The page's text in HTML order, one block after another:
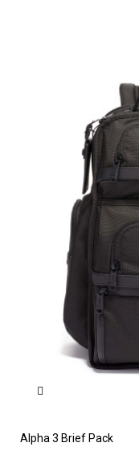
Alpha 3 Brief Pack